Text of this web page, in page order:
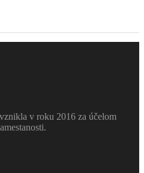
v roku 2016 za účelom